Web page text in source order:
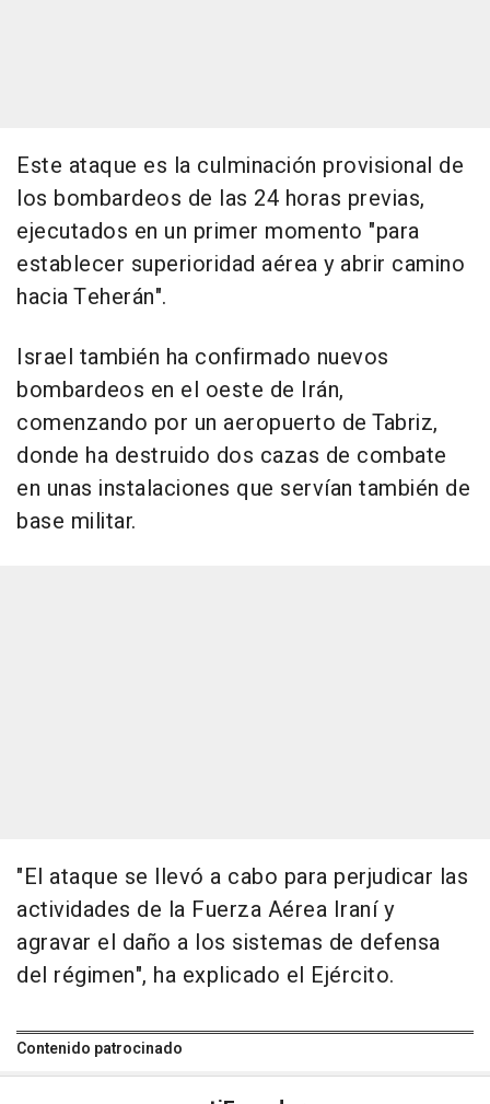
Este ataque es la culminación provisional de
los bombardeos de las 24 horas previas,
ejecutados en un primer momento "para
establecer superioridad aérea y abrir camino
hacia Teherán".
Israel también ha confirmado nuevos
bombardeos en el oeste de Irán,
comenzando por un aeropuerto de Tabriz,
donde ha destruido dos cazas de combate
en unas instalaciones que servían también de
base militar.
"El ataque se llevó a cabo para perjudicar las
actividades de la Fuerza Aérea Iraní y
agravar el daño a los sistemas de defensa
del régimen", ha explicado el Ejército.
Contenido patrocinado